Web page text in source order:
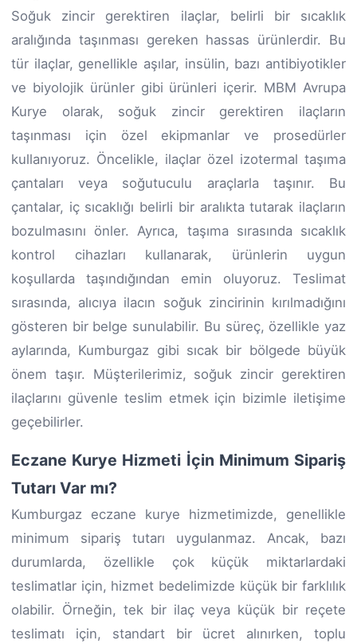
Soğuk zincir gerektiren ilaçlar, belirli bir sıcaklık
aralığında taşınması gereken hassas ürünlerdir. Bu
tür ilaçlar, genellikle aşılar, insülin, bazı antibiyotikler
ve biyolojik ürünler gibi ürünleri içerir. MBM Avrupa
Kurye olarak, soğuk zincir gerektiren ilaçların
taşınması için özel ekipmanlar ve prosedürler
kullanıyoruz. Öncelikle, ilaçlar özel izotermal taşıma
çantaları veya soğutuculu araçlarla taşınır. Bu
çantalar, iç sıcaklığı belirli bir aralıkta tutarak ilaçların
bozulmasını önler. Ayrıca, taşıma sırasında sıcaklık
kontrol cihazları kullanarak, ürünlerin uygun
koşullarda taşındığından emin oluyoruz. Teslimat
sırasında, alıcıya ilacın soğuk zincirinin kırılmadığını
gösteren bir belge sunulabilir. Bu süreç, özellikle yaz
aylarında, Kumburgaz gibi sıcak bir bölgede büyük
önem taşır. Müşterilerimiz, soğuk zincir gerektiren
ilaçlarını güvenle teslim etmek için bizimle iletişime
geçebilirler.
Eczane Kurye Hizmeti İçin Minimum Sipariş
Tutarı Var mı?
Kumburgaz eczane kurye hizmetimizde, genellikle
minimum sipariş tutarı uygulanmaz. Ancak, bazı
durumlarda, özellikle çok küçük miktarlardaki
teslimatlar için, hizmet bedelimizde küçük bir farklılık
olabilir. Örneğin, tek bir ilaç veya küçük bir reçete
teslimatı için, standart bir ücret alınırken, toplu